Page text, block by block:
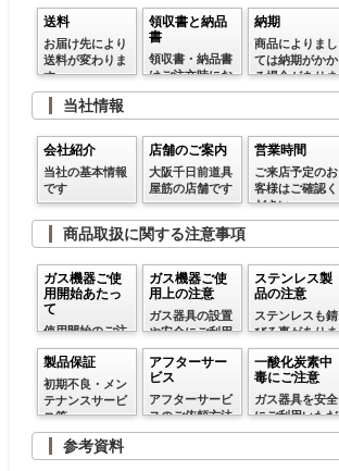
ん
送料
お届け先により
送料が変わりま
す。
領収書と納品
書
領収書・納品書
はご注文時にお
申し付けくださ
納期
商品によりまし
ては納期がかか
る場合がありま
す
当社情報
会社紹介
当社の基本情報
です
店舗のご案内
大阪千日前道具
屋筋の店舗です
営業時間
ご来店予定のお
客様はご確認く
ださい
商品取扱に関する注意事項
ガス機器ご使
用開始あたっ
て
使用開始のご注
意
ガス機器ご使
用上の注意
ガス器具の設置
や安全にご利用
いただく方法等
ステンレス製
品の注意
ステンレスも錆
びる事がありま
す
製品保証
初期不良・メン
テナンスサービ
ス等
アフターサー
ビス
アフターサービ
スのご依頼方法
一酸化炭素中
毒にご注意
ガス器具を安全
にご利用いただ
くための注意事
参考資料